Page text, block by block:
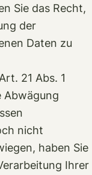
Sie das Recht,
der
Daten zu
21 Abs. 1
Abwägung
nicht
haben Sie
Ihrer